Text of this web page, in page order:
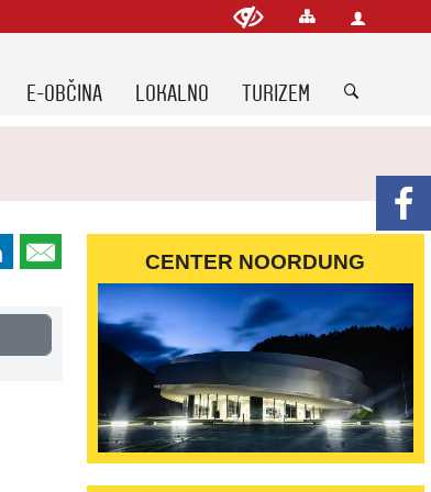
E-OBČINA LOKALNO TURIZEM
CENTER NOORDUNG